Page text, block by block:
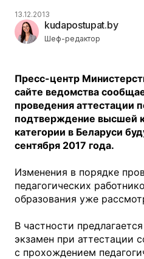
kudapostupat.by
Шеф-редактор
13.12.2013
Пресс-центр
сайте ведомства
проведения аттестации
подтверждение высшей
категории в Беларуси
сентября 2017 года.
Изменения в порядке
педагогических
образования уже
В частности
экзамен при аттестации
с прохождением